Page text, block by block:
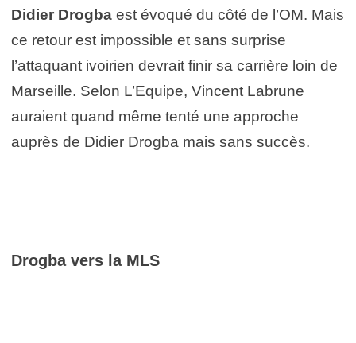
Didier Drogba est évoqué du côté de l’OM. Mais
ce retour est impossible et sans surprise
l’attaquant ivoirien devrait finir sa carrière loin de
Marseille. Selon L’Equipe, Vincent Labrune
auraient quand même tenté une approche
auprès de Didier Drogba mais sans succès.
Drogba vers la MLS